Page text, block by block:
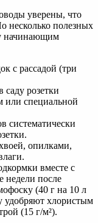
уверены, что
несколько полезных
начинающим
с рассадой (три
розетки
или специальной
систематически
опилками,
вместе с
недели после
(40 г на 10 л
удобряют хлористым
(15 г/м²).